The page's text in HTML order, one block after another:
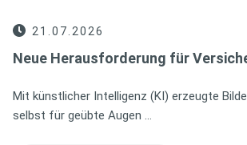
21.07.2026
Neue Herausforderung für
Mit künstlicher Intelligenz (KI) erzeugte
selbst für geübte Augen …